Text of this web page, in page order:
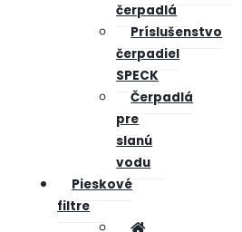
čerpadlá
Príslušenstvo
čerpadiel
SPECK
Čerpadlá
pre
slanú
vodu
Pieskové
filtre